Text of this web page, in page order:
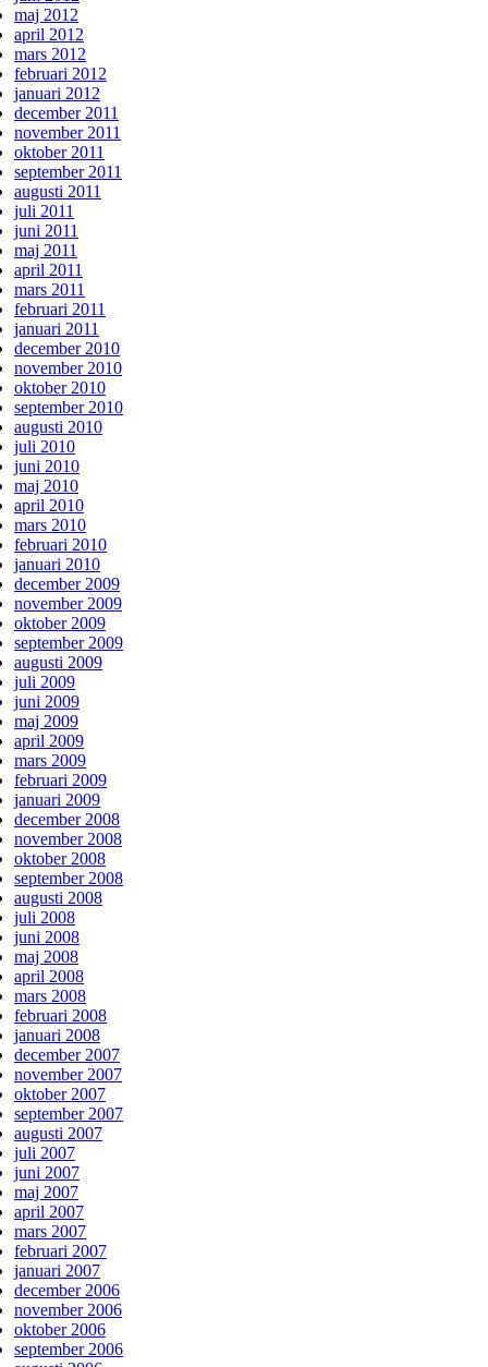
maj 2012
april 2012
mars 2012
februari 2012
januari 2012
december 2011
november 2011
oktober 2011
september 2011
augusti 2011
juli 2011
juni 2011
maj 2011
april 2011
mars 2011
februari 2011
januari 2011
december 2010
november 2010
oktober 2010
september 2010
augusti 2010
juli 2010
juni 2010
maj 2010
april 2010
mars 2010
februari 2010
januari 2010
december 2009
november 2009
oktober 2009
september 2009
augusti 2009
juli 2009
juni 2009
maj 2009
april 2009
mars 2009
februari 2009
januari 2009
december 2008
november 2008
oktober 2008
september 2008
augusti 2008
juli 2008
juni 2008
maj 2008
april 2008
mars 2008
februari 2008
januari 2008
december 2007
november 2007
oktober 2007
september 2007
augusti 2007
juli 2007
juni 2007
maj 2007
april 2007
mars 2007
februari 2007
januari 2007
december 2006
november 2006
oktober 2006
september 2006